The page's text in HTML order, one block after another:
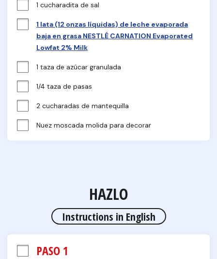
1 cucharadita de sal
1 lata (12 onzas líquidas) de leche evaporada
baja en grasa NESTLÉ CARNATION Evaporated
Lowfat 2% Milk
1 taza de azúcar granulada
1/4 taza de pasas
2 cucharadas de mantequilla
Nuez moscada molida para decorar
HAZLO
Instructions in English
PASO 1